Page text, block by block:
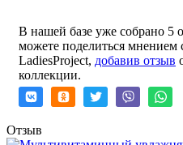
В нашей базе уже собрано 5
можете поделиться мнением
LadiesProject, добавив отзыв
коллекции.
Отзыв